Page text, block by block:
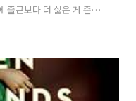
출근보다 더 싫은 게 존재
, 일단 내가 서른몇 해를
전에 라식수술을 한 뒤로
느끼기 때문에, 감은 눈
넣는다. 텔레비전 교양